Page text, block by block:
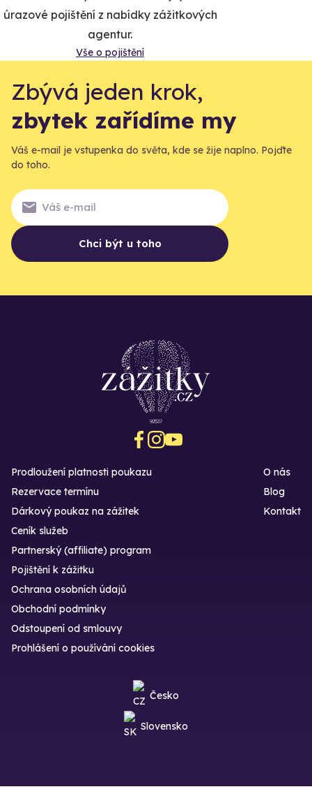
úrazové pojištění z nabídky zážitkových
agentur.
Vše o pojištění
Zbývá jeden krok,
zbytek zařídíme my
Váš e-mail je vstupenka do světa, kde se žije naplno. Pojďte
do toho.
Chci být u toho
Prodloužení platnosti poukazu
Rezervace termínu
Dárkový poukaz na zážitek
O nás
Blog
Kontakt
Ceník služeb
Partnerský (affiliate) program
Pojištění k zážitku
Ochrana osobních údajů
Obchodní podmínky
Odstoupení od smlouvy
Prohlášení o používání cookies
Česko
Slovensko